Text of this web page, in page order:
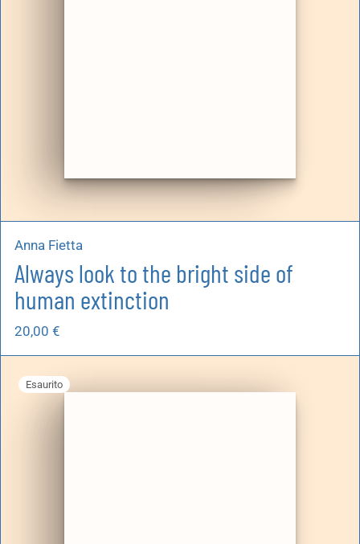
Anna Fietta
Always look to the bright side of
human extinction
20,00 €
Esaurito